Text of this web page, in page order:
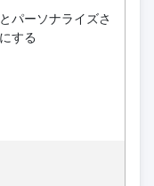
パーソナライズさ
する